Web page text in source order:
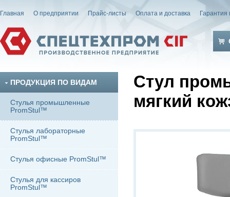
Главная О предприятии Прайс-листы Оплата и доставка Гарантия
ПРОДУКЦИЯ ПО ВИДАМ
Стулья промышленные
PromStul™
Стулья лабораторные
PromStul™
Стулья офисные PromStul™
Стулья для кассиров
PromStul™
Стул
мягкий